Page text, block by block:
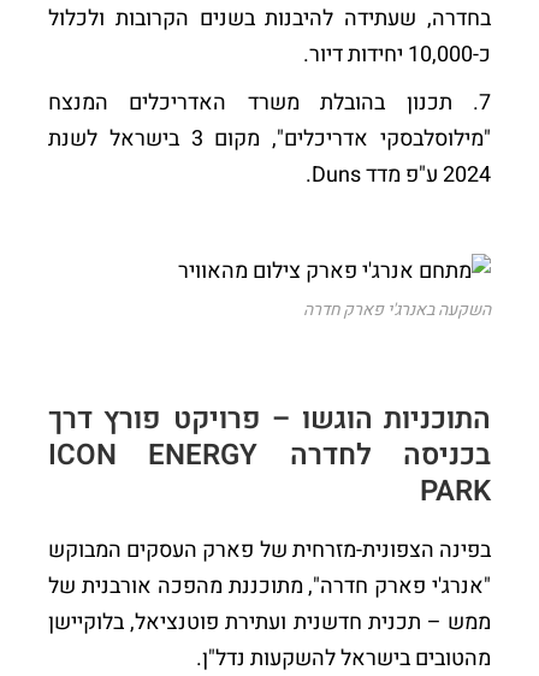
בחדרה, שעתידה להיבנות בשנים הקרובות ולכלול
כ-10,000 יחידות דיור.
7. תכנון בהובלת משרד האדריכלים המנצח
"מילוסלבסקי אדריכלים", מקום 3 בישראל לשנת
2024 ע"פ מדד Duns.
השקעה באנרג'י פארק חדרה
התוכניות הוגשו – פרויקט פורץ דרך
בכניסה לחדרה ICON ENERGY
PARK
בפינה הצפונית-מזרחית של פארק העסקים המבוקש
"אנרג'י פארק חדרה", מתוכננת מהפכה אורבנית של
ממש – תכנית חדשנית ועתירת פוטנציאל, בלוקיישן
מהטובים בישראל להשקעות נדל"ן.